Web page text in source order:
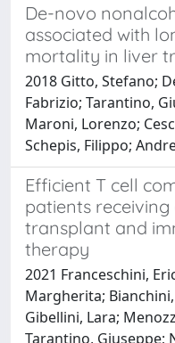
De-novo
associated with
mortality in liver
2018 Gitto, Stefano;
Fabrizio; Tarantino,
Maroni, Lorenzo;
Schepis, Filippo;
Efficient T cell
patients
transplant and
therapy
2021 Franceschini,
Margherita;
Gibellini, Lara;
Tarantino, Giuseppe;